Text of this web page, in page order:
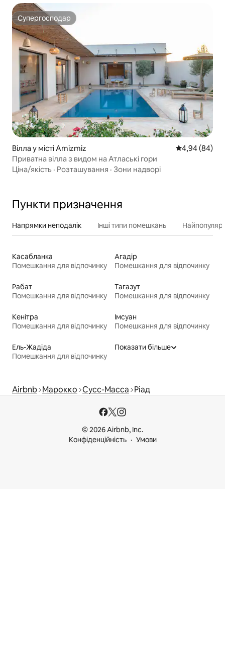
Супергосподар
Супергосподар
Вілла у місті Amizmiz Середня
4,94 (84)
Приватна вілла з видом на Атлаські гори
Ціна/якість · Розташування · Зони надворі
Пункти призначення
Напрямки неподалік Інші типи помешкань
Касабланка
Помешкання для відпочинку
Агадір
Помешкання для відпочинку
Рабат
Помешкання для відпочинку
Тагазут
Помешкання для відпочинку
Кенітра
Помешкання для відпочинку
Імсуан
Помешкання для відпочинку
Ель-Жадіда
Помешкання для відпочинку
Показати більше
Airbnb Марокко Сусс-Масса Ріад
© 2026 Airbnb, Inc.
Конфіденційність
Умови